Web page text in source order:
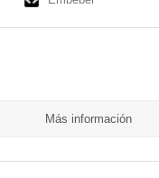
Más información